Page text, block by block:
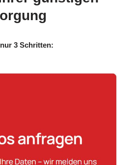
3 Schritten: